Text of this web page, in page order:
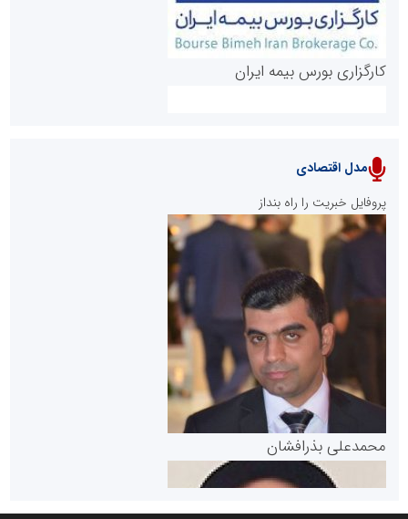
پایگاه خبری نهضت ملی مسکن
پایگاه خبری گفتمان یزد
کارگزاری بورس بیمه ایران
سازمان بورس و اوراق بهادار
مرجع اخبار موثق در بازارسرمایه
مدل اقتصادی
پروفایل خبریت را راه بنداز
محمدعلی بذرافشان